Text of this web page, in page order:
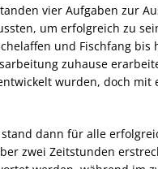
vier Aufgaben zur
um erfolgreich zu
und Fischfang
zuhause
wurden, doch mit
dann für alle
zwei Zeitstunden